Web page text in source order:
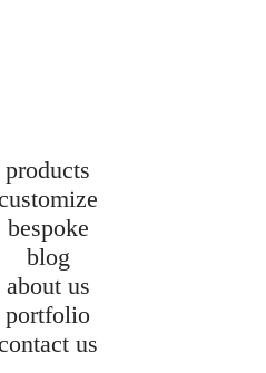
products
bespoke
blog
about us
portfolio
us
– Part V – Dreams come out of the